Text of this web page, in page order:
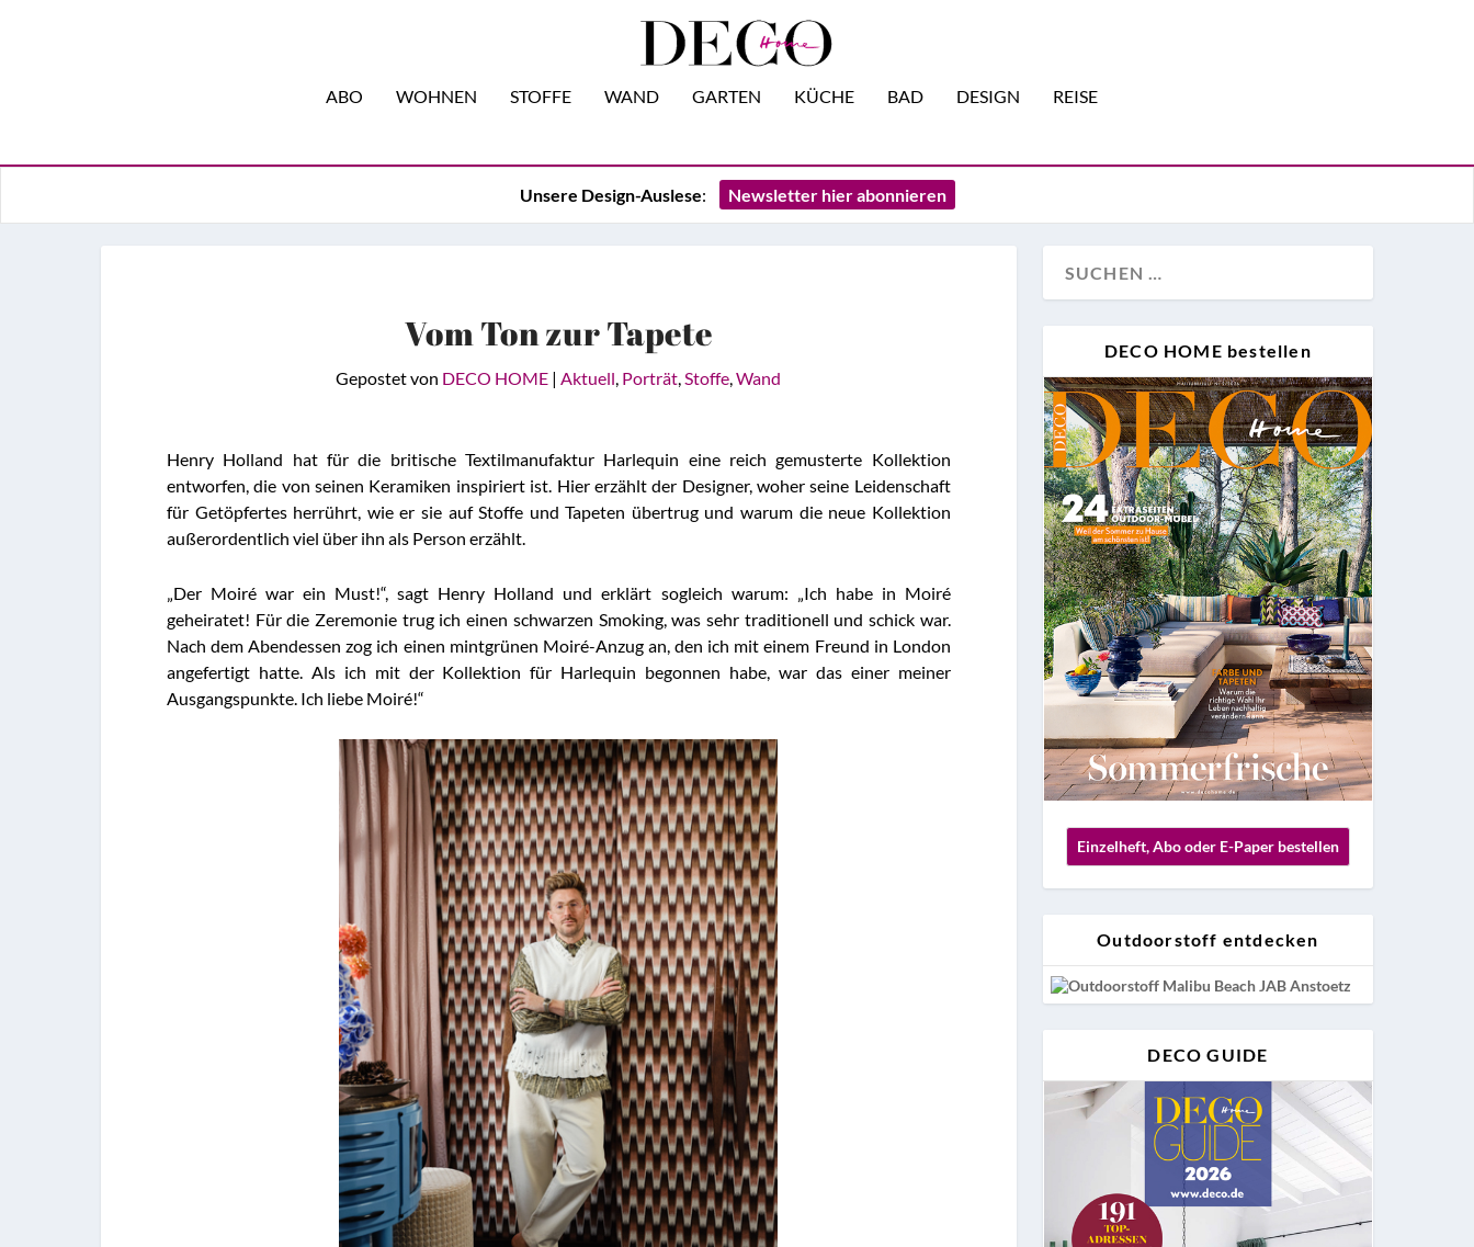
ABO WOHNEN STOFFE WAND GARTEN KÜCHE BAD DESIGN REISE
Unsere Design-Auslese: Newsletter hier abonnieren
Vom Ton zur Tapete
Gepostet von DECO HOME |Aktuell, Porträt,Stoffe,Wand
Henry Holland hat für die britische Textilmanufaktur Harlequin eine reich gemusterte Kollektion
entworfen, die von seinen Keramiken inspiriert ist. Hier erzählt der Designer, woher seine Leidenschaft
für Getöpfertes herrührt, wie er sie auf Stoffe und Tapeten übertrug und warum die neue Kollektion
außerordentlich viel über ihn als Person erzählt.
„Der Moiré war ein Must!“, sagt Henry Holland und erklärt sogleich warum: „Ich habe in Moiré
geheiratet! Für die Zeremonie trug ich einen schwarzen Smoking, was sehr traditionell und schick war.
Nach dem Abendessen zog ich einen mintgrünen Moiré-Anzug an, den ich mit einem Freund in London
angefertigt hatte. Als ich mit der Kollektion für Harlequin begonnen habe, war das einer meiner
Ausgangspunkte. Ich liebe Moiré!“
DECO HOME bestellen
Einzelheft, Abo oder E-Paper bestellen
Outdoorstoff entdecken
DECO GUIDE